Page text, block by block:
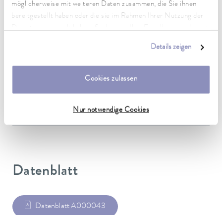
möglicherweise mit weiteren Daten zusammen, die Sie ihnen
bereitgestellt haben oder die sie im Rahmen Ihrer Nutzung der
Details zeigen
Cookies zulassen
Nur notwendige Cookies
Technische Merkmale (nach
Datenblatt
Datenblatt A000043